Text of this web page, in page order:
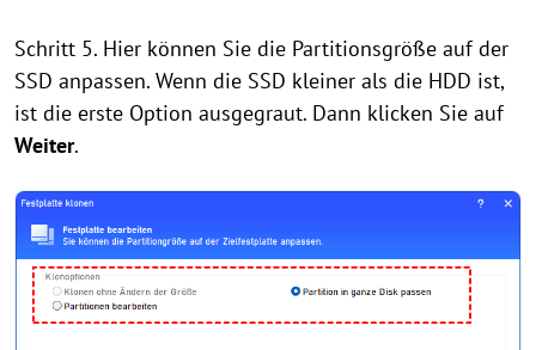
Schritt 5. Hier können Sie die Partitionsgröße auf der
SSD anpassen. Wenn die SSD kleiner als die HDD ist,
ist die erste Option ausgegraut. Dann klicken Sie auf
Weiter.